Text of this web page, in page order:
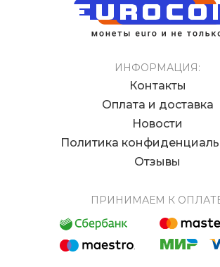
ИНФОРМАЦИЯ:
Контакты
Оплата и доставка
Новости
Политика
Отзывы
ПРИНИМАЕМ К